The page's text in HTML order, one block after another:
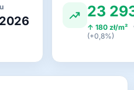
23
↑ 180 zł/m²
(+0,8%)